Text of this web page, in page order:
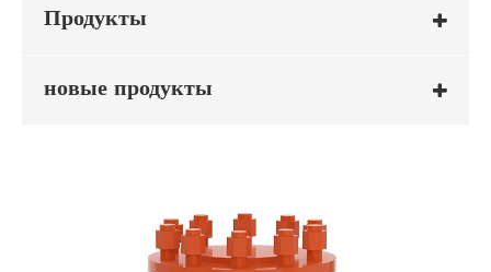
Продукты
новые продукты